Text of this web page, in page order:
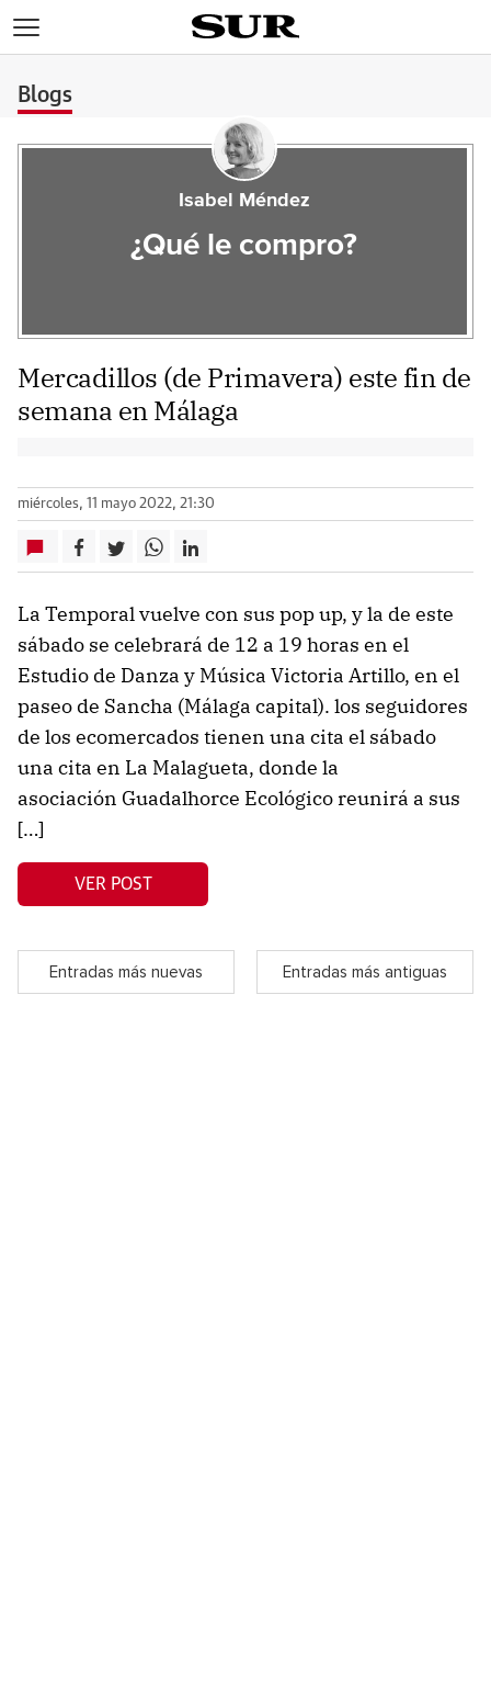
Blogs
Isabel Méndez
¿Qué le compro?
Mercadillos (de Primavera) este fin de
semana en Málaga
miércoles, 11 mayo 2022, 21:30
La Temporal vuelve con sus pop up, y la de este
sábado se celebrará de 12 a 19 horas en el
Estudio de Danza y Música Victoria Artillo, en el
paseo de Sancha (Málaga capital). los seguidores
de los ecomercados tienen una cita el sábado
una cita en La Malagueta, donde la
asociación Guadalhorce Ecológico reunirá a sus
[…]
VER POST
Entradas más nuevas Entradas más antiguas